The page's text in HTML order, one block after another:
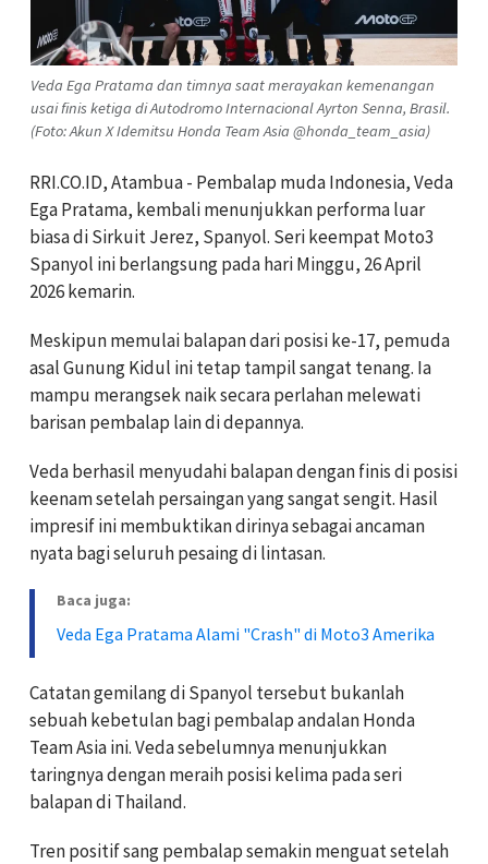
Veda Ega Pratama dan timnya saat merayakan kemenangan
usai finis ketiga di Autodromo Internacional Ayrton Senna, Brasil.
(Foto: Akun X Idemitsu Honda Team Asia @honda_team_asia)
RRI.CO.ID, Atambua - Pembalap muda Indonesia, Veda
Ega Pratama, kembali menunjukkan performa luar
biasa di Sirkuit Jerez, Spanyol. Seri keempat Moto3
Spanyol ini berlangsung pada hari Minggu, 26 April
2026 kemarin.
Meskipun memulai balapan dari posisi ke-17, pemuda
asal Gunung Kidul ini tetap tampil sangat tenang. Ia
mampu merangsek naik secara perlahan melewati
barisan pembalap lain di depannya.
Veda berhasil menyudahi balapan dengan finis di posisi
keenam setelah persaingan yang sangat sengit. Hasil
impresif ini membuktikan dirinya sebagai ancaman
nyata bagi seluruh pesaing di lintasan.
Baca juga:
Veda Ega Pratama Alami "Crash" di Moto3 Amerika
Catatan gemilang di Spanyol tersebut bukanlah
sebuah kebetulan bagi pembalap andalan Honda
Team Asia ini. Veda sebelumnya menunjukkan
taringnya dengan meraih posisi kelima pada seri
balapan di Thailand.
Tren positif sang pembalap semakin menguat setelah